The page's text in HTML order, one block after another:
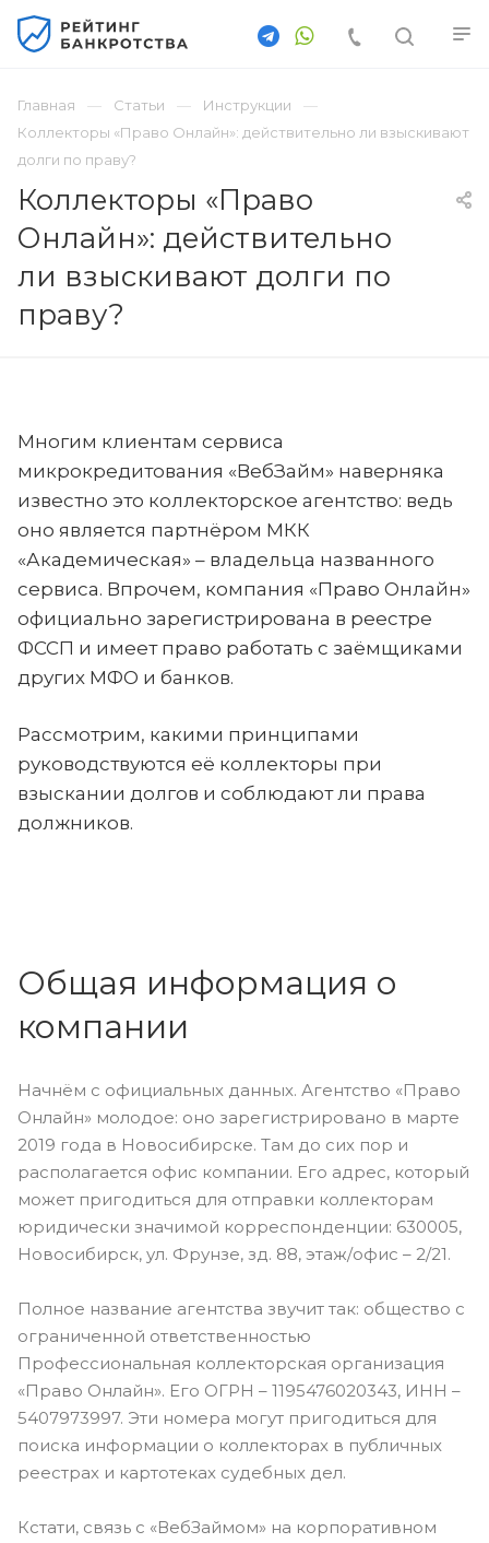
Главная Статьи
Инструкции
Коллекторы «Право Онлайн»: действительно ли взыскивают
долги по праву?
Коллекторы «Право
Онлайн»: действительно
ли взыскивают долги по
праву?
Многим клиентам сервиса
микрокредитования «ВебЗайм» наверняка
известно это коллекторское агентство: ведь
оно является партнёром МКК
«Академическая» – владельца названного
сервиса. Впрочем, компания «Право Онлайн»
официально зарегистрирована в реестре
ФССП и имеет право работать с заёмщиками
других МФО и банков.
Рассмотрим, какими принципами
руководствуются её коллекторы при
взыскании долгов и соблюдают ли права
должников.
Общая информация о
компании
Начнём с официальных данных. Агентство «Право
Онлайн» молодое: оно зарегистрировано в марте
2019 года в Новосибирске. Там до сих пор и
располагается офис компании. Его адрес, который
может пригодиться для отправки коллекторам
юридически значимой корреспонденции: 630005,
Новосибирск, ул. Фрунзе, зд. 88, этаж/офис – 2/21.
Полное название агентства звучит так: общество с
ограниченной ответственностью
Профессиональная коллекторская организация
«Право Онлайн». Его ОГРН – 1195476020343, ИНН –
5407973997. Эти номера могут пригодиться для
поиска информации о коллекторах в публичных
реестрах и картотеках судебных дел.
Кстати, связь с «ВебЗаймом» на корпоративном